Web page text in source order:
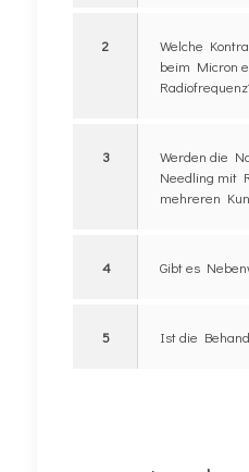
2
Welche
beim Micron
3
Werden die
Needling mit
mehreren
4 Gibt es
5 Ist die